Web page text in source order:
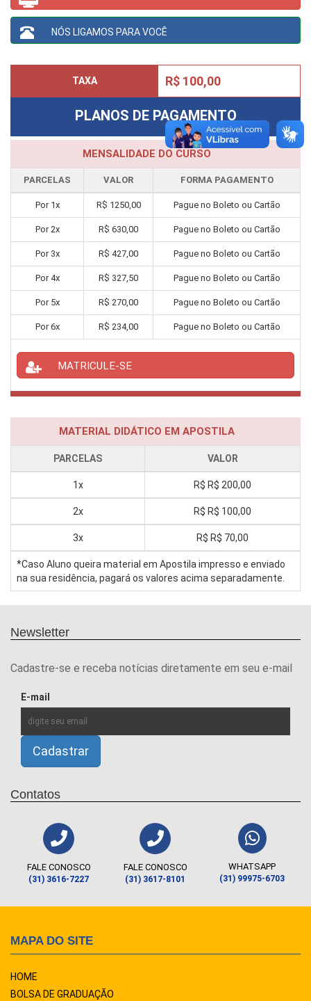
NÓS LIGAMOS PARA VOCÊ
TAXA R$ 100,00
PLANOS DE PAGAMENTO
MENSALIDADE DO CURSO
PARCELAS VALOR FORMA PAGAMENTO
Por 1x R$ 1250,00 Pague no Boleto ou Cartão
Por2x R$ 630,00 Pague no Boleto ou Cartão
Por 3x R$ 427,00 Pague no Boleto ou Cartão
Por4x R$ 327,50 Pague no Boleto ou Cartão
Por 5x R$ 270,00 Pague no Boleto ou Cartão
Por6x R$ 234,00 Pague no Boleto ou Cartão
MATRICULE-SE
MATERIAL DIDÁTICO EM APOSTILA
PARCELAS VALOR
1x R$ R$ 200,00
2x R$ R$ 100,00
3x R$ R$ 70,00
*Caso Aluno queira material em Apostila impresso e enviado
na sua residência, pagará os valores acima separadamente.
Newsletter
Cadastre-se e receba notícias diretamente em seu e-mail
E-mail
Contatos
FALE CONOSCO
(31) 3616-7227
FALE CONOSCO
(31) 3617-8101
WHATSAPP
(31) 99975-6703
MAPA DO SITE
HOME
BOLSA DE GRADUAÇÃO